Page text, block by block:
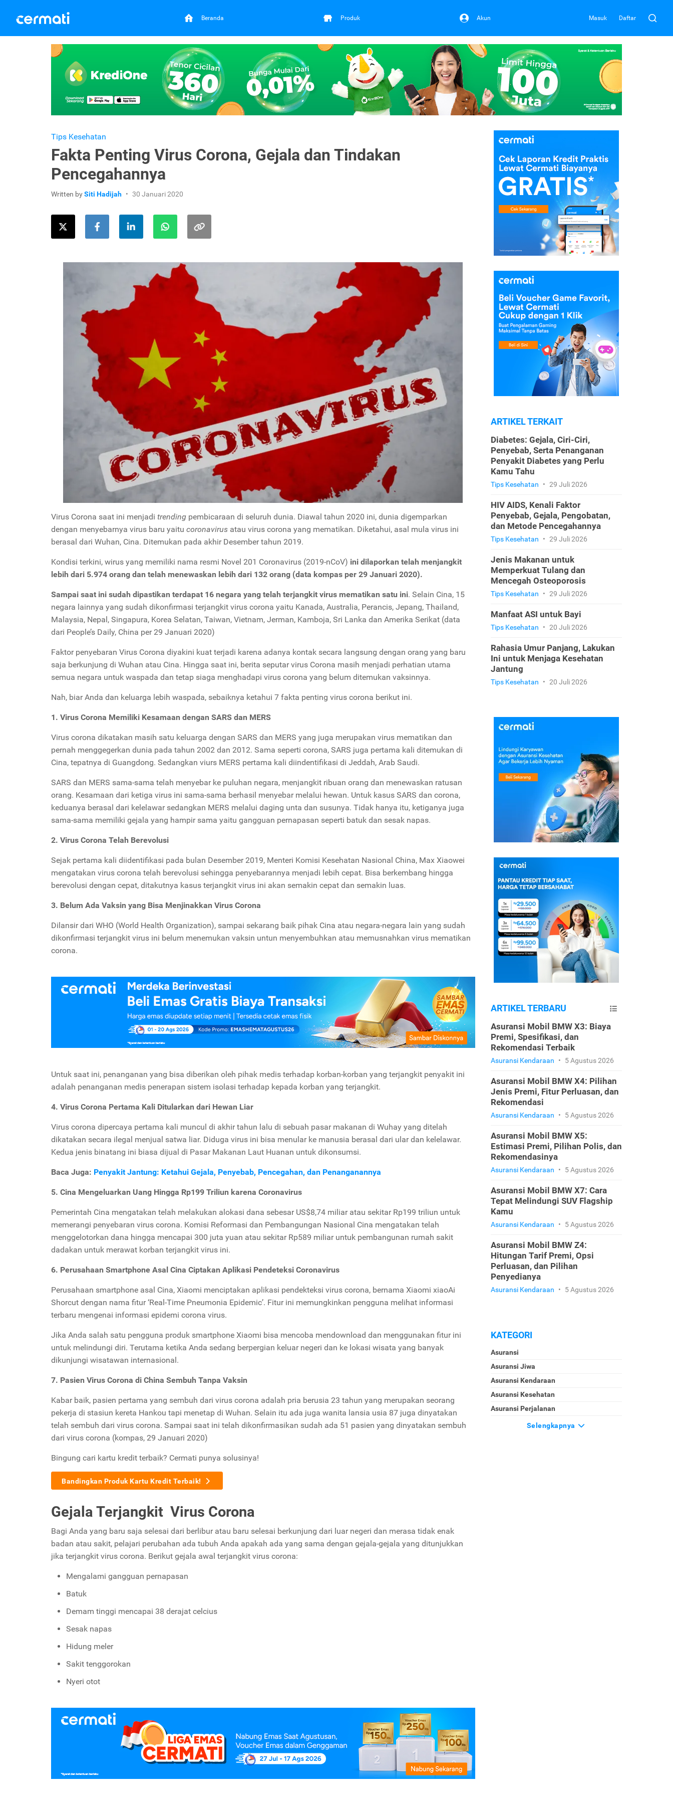
Beranda Produk Akun Masuk Daftar
Tips Kesehatan
Fakta Penting Virus Corona, Gejala dan Tindakan
Pencegahannya
Written bySiti Hadijah 30 Januari 2020
Virus Corona saat ini menjadi trending pembicaraan di seluruh dunia. Diawal tahun 2020 ini, dunia digemparkan
dengan menyebarnya virus baru yaitu coronavirus atau virus corona yang mematikan. Diketahui, asal mula virus ini
berasal dari Wuhan, Cina. Ditemukan pada akhir Desember tahun 2019.
Kondisi terkini, wirus yang memiliki nama resmi Novel 201 Coronavirus (2019-nCoV) ini dilaporkan telah menjangkit
lebih dari 5.974 orang dan telah menewaskan lebih dari 132 orang (data kompas per 29 Januari 2020).
Sampai saat ini sudah dipastikan terdapat 16 negara yang telah terjangkit virus mematikan satu ini. Selain Cina, 15
negara lainnya yang sudah dikonfirmasi terjangkit virus corona yaitu Kanada, Australia, Perancis, Jepang, Thailand,
Malaysia, Nepal, Singapura, Korea Selatan, Taiwan, Vietnam, Jerman, Kamboja, Sri Lanka dan Amerika Serikat (data
dari People’s Daily, China per 29 Januari 2020)
Faktor penyebaran Virus Corona diyakini kuat terjadi karena adanya kontak secara langsung dengan orang yang baru
saja berkunjung di Wuhan atau Cina. Hingga saat ini, berita seputar virus Corona masih menjadi perhatian utama
semua negara untuk waspada dan tetap siaga menghadapi virus corona yang belum ditemukan vaksinnya.
Nah, biar Anda dan keluarga lebih waspada, sebaiknya ketahui 7 fakta penting virus corona berikut ini.
1. Virus Corona Memiliki Kesamaan dengan SARS dan MERS
Virus corona dikatakan masih satu keluarga dengan SARS dan MERS yang juga merupakan virus mematikan dan
pernah menggegerkan dunia pada tahun 2002 dan 2012. Sama seperti corona, SARS juga pertama kali ditemukan di
Cina, tepatnya di Guangdong. Sedangkan viurs MERS pertama kali diindentifikasi di Jeddah, Arab Saudi.
SARS dan MERS sama-sama telah menyebar ke puluhan negara, menjangkit ribuan orang dan menewaskan ratusan
orang. Kesamaan dari ketiga virus ini sama-sama berhasil menyebar melalui hewan. Untuk kasus SARS dan corona,
keduanya berasal dari kelelawar sedangkan MERS melalui daging unta dan susunya. Tidak hanya itu, ketiganya juga
sama-sama memiliki gejala yang hampir sama yaitu gangguan pernapasan seperti batuk dan sesak napas.
2. Virus Corona Telah Berevolusi
Sejak pertama kali diidentifikasi pada bulan Desember 2019, Menteri Komisi Kesehatan Nasional China, Max Xiaowei
mengatakan virus corona telah berevolusi sehingga penyebarannya menjadi lebih cepat. Bisa berkembang hingga
berevolusi dengan cepat, ditakutnya kasus terjangkit virus ini akan semakin cepat dan semakin luas.
3. Belum Ada Vaksin yang Bisa Menjinakkan Virus Corona
Dilansir dari WHO (World Health Organization), sampai sekarang baik pihak Cina atau negara-negara lain yang sudah
dikonfirmasi terjangkit virus ini belum menemukan vaksin untun menyembuhkan atau memusnahkan virus mematikan
corona.
Untuk saat ini, penanganan yang bisa diberikan oleh pihak medis terhadap korban-korban yang terjangkit penyakit ini
adalah penanganan medis penerapan sistem isolasi terhadap kepada korban yang terjangkit.
4. Virus Corona Pertama Kali Ditularkan dari Hewan Liar
Virus corona dipercaya pertama kali muncul di akhir tahun lalu di sebuah pasar makanan di Wuhay yang ditelah
dikatakan secara ilegal menjual satwa liar. Diduga virus ini bisa menular ke manusia berasal dari ular dan kelelawar.
Kedua jenis binatang ini biasa dijual di Pasar Makanan Laut Huanan untuk dikonsumsi.
Baca Juga: Penyakit Jantung: Ketahui Gejala, Penyebab, Pencegahan, dan Penanganannya
5. Cina Mengeluarkan Uang Hingga Rp199 Triliun karena Coronavirus
Pemerintah Cina mengatakan telah melakukan alokasi dana sebesar US$8,74 miliar atau sekitar Rp199 triliun untuk
memerangi penyebaran virus corona. Komisi Reformasi dan Pembangungan Nasional Cina mengatakan telah
menggelotorkan dana hingga mencapai 300 juta yuan atau sekitar Rp589 miliar untuk pembangunan rumah sakit
dadakan untuk merawat korban terjangkit virus ini.
6. Perusahaan Smartphone Asal Cina Ciptakan Aplikasi Pendeteksi Coronavirus
Perusahaan smartphone asal Cina, Xiaomi menciptakan aplikasi pendekteksi virus corona, bernama Xiaomi xiaoAi
Shorcut dengan nama fitur ‘Real-Time Pneumonia Epidemic’. Fitur ini memungkinkan pengguna melihat informasi
terbaru mengenai informasi epidemi corona virus.
Jika Anda salah satu pengguna produk smartphone Xiaomi bisa mencoba mendownload dan menggunakan fitur ini
untuk melindungi diri. Terutama ketika Anda sedang berpergian keluar negeri dan ke lokasi wisata yang banyak
dikunjungi wisatawan internasional.
7. Pasien Virus Corona di China Sembuh Tanpa Vaksin
Kabar baik, pasien pertama yang sembuh dari virus corona adalah pria berusia 23 tahun yang merupakan seorang
pekerja di stasiun kereta Hankou tapi menetap di Wuhan. Selain itu ada juga wanita lansia usia 87 juga dinyatakan
telah sembuh dari virus corona. Sampai saat ini telah dikonfirmasikan sudah ada 51 pasien yang dinyatakan sembuh
dari virus corona (kompas, 29 Januari 2020)
Bingung cari kartu kredit terbaik? Cermati punya solusinya!
Bandingkan Produk Kartu Kredit Terbaik!
Gejala Terjangkit Virus Corona
Bagi Anda yang baru saja selesai dari berlibur atau baru selesai berkunjung dari luar negeri dan merasa tidak enak
badan atau sakit, pelajari perubahan ada tubuh Anda apakah ada yang sama dengan gejala-gejala yang ditunjukkan
jika terjangkit virus corona. Berikut gejala awal terjangkit virus corona:
Mengalami gangguan pernapasan
Batuk
Demam tinggi mencapai 38 derajat celcius
Sesak napas
Hidung meler
Sakit tenggorokan
Nyeri otot
ARTIKEL TERKAIT
Diabetes: Gejala, Ciri-Ciri,
Penyebab, Serta Penanganan
Penyakit Diabetes yang Perlu
Kamu Tahu
Tips Kesehatan • 29 Juli 2026
HIV AIDS, Kenali Faktor
Penyebab, Gejala, Pengobatan,
dan Metode Pencegahannya
Tips Kesehatan • 29 Juli 2026
Jenis Makanan untuk
Memperkuat Tulang dan
Mencegah Osteoporosis
Tips Kesehatan • 29 Juli 2026
Manfaat ASI untuk Bayi
Tips Kesehatan • 20 Juli 2026
Rahasia Umur Panjang, Lakukan
Ini untuk Menjaga Kesehatan
Jantung
Tips Kesehatan • 20 Juli 2026
ARTIKEL TERBARU
Asuransi Mobil BMW X3: Biaya
Premi, Spesifikasi, dan
Rekomendasi Terbaik
Asuransi Kendaraan • 5 Agustus 2026
Asuransi Mobil BMW X4: Pilihan
Jenis Premi, Fitur Perluasan, dan
Rekomendasi
Asuransi Kendaraan • 5 Agustus 2026
Asuransi Mobil BMW X5:
Estimasi Premi, Pilihan Polis, dan
Rekomendasinya
Asuransi Kendaraan • 5 Agustus 2026
Asuransi Mobil BMW X7: Cara
Tepat Melindungi SUV Flagship
Kamu
Asuransi Kendaraan • 5 Agustus 2026
Asuransi Mobil BMW Z4:
Hitungan Tarif Premi, Opsi
Perluasan, dan Pilihan
Penyedianya
Asuransi Kendaraan • 5 Agustus 2026
KATEGORI
Asuransi
Asuransi Jiwa
Asuransi Kendaraan
Asuransi Kesehatan
Asuransi Perjalanan
Selengkapnya